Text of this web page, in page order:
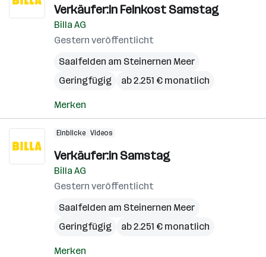
Verkäufer:in Feinkost Samstag
Billa AG
Gestern veröffentlicht
Saalfelden am Steinernen Meer
Geringfügig
ab 2.251 € monatlich
Merken
Einblicke Videos
Verkäufer:in Samstag
Billa AG
Gestern veröffentlicht
Saalfelden am Steinernen Meer
Geringfügig
ab 2.251 € monatlich
Merken